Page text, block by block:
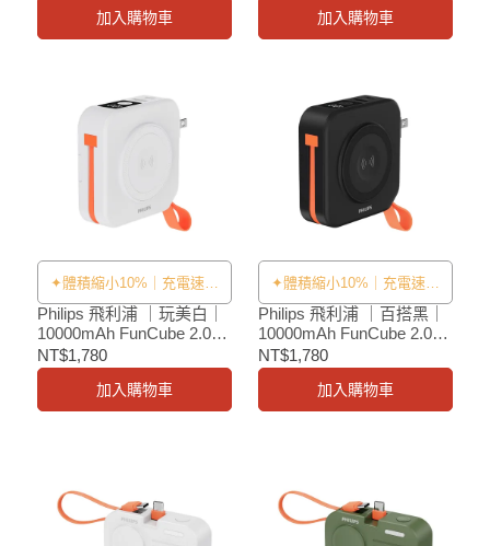
加入購物車 加入購物車
✦體積縮小10%｜充電速度
提升33%✦
Philips 飛利浦 ｜玩美白｜
10000mAh FunCube 2.0多
合一螢幕顯示行動電源
NT$1,780
加入購物車
✦體積縮小10%｜充電速度
提升33%✦
Philips 飛利浦 ｜百搭黑｜
10000mAh FunCube 2.0多
合一螢幕顯示行動電源
NT$1,780
加入購物車